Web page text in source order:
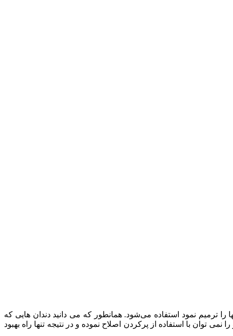
ترمیم نمود استفاده می‌شود. همانطور که می دانید دندان هایی که
توان با استفاده از پرکردن اصلاح نموده و در نتیجه تنها راه بهبود